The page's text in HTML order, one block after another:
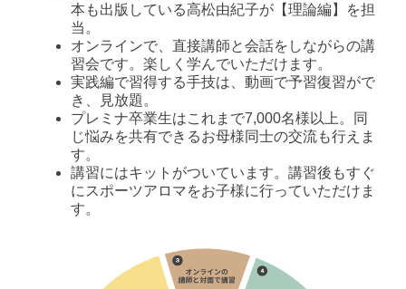
本も出版している高松由紀子が【理論編】を担
当。
オンラインで、直接講師と会話をしながらの講
習会です。楽しく学んでいただけます。
実践編で習得する手技は、動画で予習復習がで
き、見放題。
プレミナ卒業生はこれまで7,000名様以上。同
じ悩みを共有できるお母様同士の交流も行えま
す。
講習にはキットがついています。講習後もすぐ
にスポーツアロマをお子様に行っていただけま
す。